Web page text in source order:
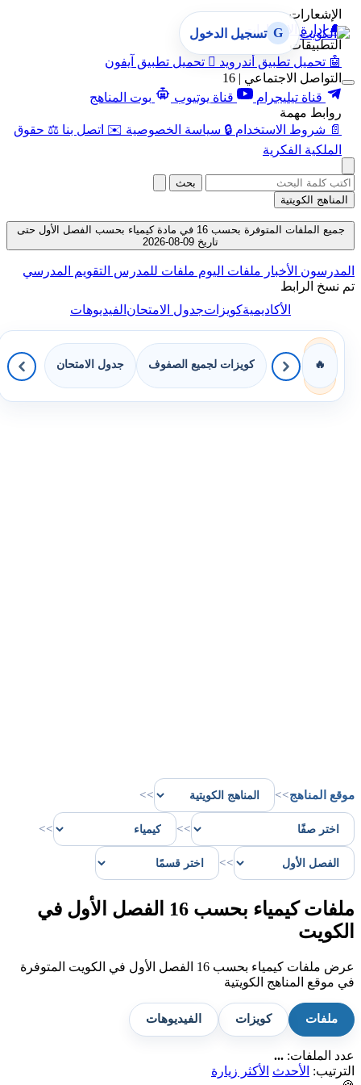
الإشعارات
🔔 إدارة الإشعارات
التطبيقات
🤖 تحميل تطبيق أندرويد  تحميل تطبيق آيفون
التواصل الاجتماعي | 16
قناة تيليجرام
قناة يوتيوب
بوت المناهج
روابط مهمة
📄 شروط الاستخدام 🔒 سياسة الخصوصية ✉️ اتصل بنا ⚖️ حقوق
الملكية الفكرية
G تسجيل الدخول
بحث
المناهج الكويتية
جميع الملفات المتوفرة بحسب 16 في مادة كيمياء بحسب الفصل الأول حتى
تاريخ 09-08-2026
المدرسون الأخبار ملفات اليوم ملفات للمدرس التقويم المدرسي
تم نسخ الرابط
الأكاديميةكويزاتجدول الامتحانالفيديوهات
🔥 كويزات لجميع الصفوف جدول الامتحان
موقع المناهج>>
>>
>>
>>
>>
ملفات كيمياء بحسب 16 الفصل الأول في
الكويت
عرض ملفات كيمياء بحسب 16 الفصل الأول في الكويت المتوفرة
في موقع المناهج الكويتية
ملفات كويزات الفيديوهات
عدد الملفات: ...
الترتيب:
الأحدث
الأكثر زيارة